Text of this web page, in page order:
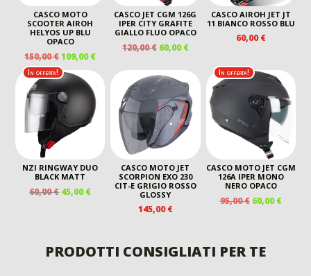
CASCO MOTO
SCOOTER AIROH
HELYOS UP BLU
OPACO
150,00€IL
PREZZO
ORIGINALE
ERA:
150,00 €.
109,00€IL
PREZZO
ATTUALE
109,00 €.
CASCO JET CGM 126G
IPER CITY GRAFITE
GIALLO FLUO OPACO
120,00€ IL
ORIGINALE
ERA:
120,00 €.
60,00€IL
ATTUALE
È:
60,00 €.
CASCO AIROH JET JT
11 BIANCO ROSSO BLU
60,00€
In offerta!
NZI RINGWAY DUO
BLACK MATT
60,00€ IL
45,00€IL
CASCO MOTO JET
SCORPION EXO 230
CIT-E GRIGIO ROSSO
GLOSSY
145,00€
In offerta!
CASCO MOTO JET CGM
126A IPER MONO
NERO OPACO
95,00€ IL
95,00 €.
60,00€IL
PRODOTTI CONSIGLIATI PER TE